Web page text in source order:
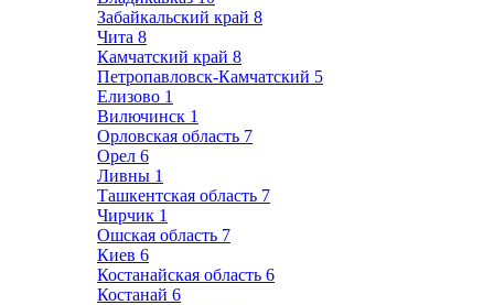
Забайкальский край 8
Чита 8
Камчатский край 8
Петропавловск-Камчатский 5
Елизово 1
Вилючинск 1
Орловская область 7
Орел 6
Ливны 1
Ташкентская область 7
Чирчик 1
Ошская область 7
Киев 6
Костанайская область 6
Костанай 6